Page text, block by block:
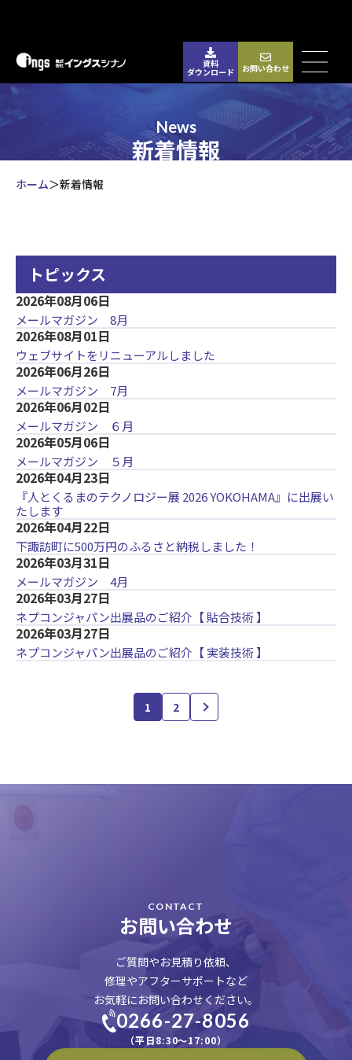
資料
ダウンロード お問い合わせ
News
新着情報
ホーム 新着情報
トピックス
2026年08月06日
メールマガジン 8月
2026年08月01日
ウェブサイトをリニューアルしました
2026年06月26日
メールマガジン 7月
2026年06月02日
メールマガジン ６月
2026年05月06日
メールマガジン ５月
2026年04月23日
『人とくるまのテクノロジー展 2026 YOKOHAMA』に出展い
たします
2026年04月22日
下諏訪町に500万円のふるさと納税しました！
2026年03月31日
メールマガジン 4月
2026年03月27日
ネプコンジャパン出展品のご紹介【 貼合技術 】
2026年03月27日
ネプコンジャパン出展品のご紹介【 実装技術 】
1 2
CONTACT
お問い合わせ
ご質問やお見積り依頼、
修理やアフターサポートなど
お気軽にお問い合わせください。
0266-27-8056
（平日8:30〜17:00）